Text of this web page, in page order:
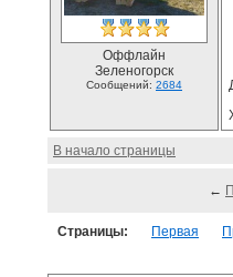
Оффлайн
Зеленогорск
Сообщений: 2684
В начало страницы
←
Страницы: Первая